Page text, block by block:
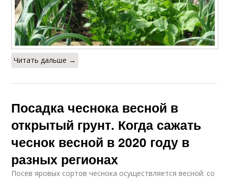
Читать дальше →
Посадка чеснока весной в
открытый грунт. Когда сажать
чеснок весной в 2020 году в
разных регионах
Посев яровых сортов чеснока осуществляется весной: со